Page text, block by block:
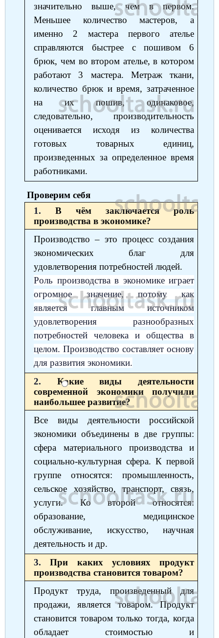
значительно выше, чем в первом.
Меньшее количество мастеров, а
именно 2 мастера первого ателье
справляются быстрее с пошивом 6
брюк, чем во втором ателье, в котором
работают 3 мастера. Метраж ткани,
количество брюк и время, затраченное
на их пошив, одинаковое,
следовательно, производительность
оценивается исходя из количества
готовых товарных единиц,
произведенных за определенное время
работниками.
Проверим себя
1.В чём заключается роль
производства в экономике?
Производство ‒ это процесс создания
экономических благ для
удовлетворения потребностей людей.
Роль производства в экономике играет
огромное значение, потому как
является главным источником
удовлетворения разнообразных
потребностей человека и общества в
целом. Производство составляет основу
для развития экономики.
2. Какие виды деятельности
современной экономики получили
наибольшее развитие?
Все виды деятельности российской
экономики объединены в две группы:
сфера материального производства и
социально-культурная сфера. К первой
группе относятся: промышленность,
сельское хозяйство, транспорт, связь,
услуги. Ко второй относятся:
образование, медицинское
обслуживание, искусство, научная
деятельность и др.
3.При каких условиях продукт
производства становится товаром?
Продукт труда, произведенный для
продажи, является товаром. Продукт
становится товаром только тогда, когда
обладает стоимостью и